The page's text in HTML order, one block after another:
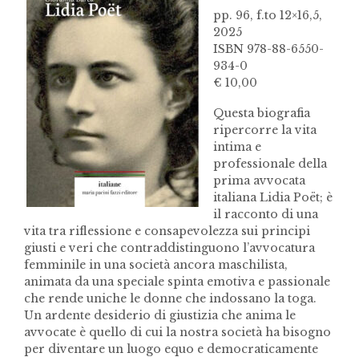
pp. 96, f.to 12×16,5,
2025
ISBN 978-88-6550-
934-0
€ 10,00
Questa biografia
ripercorre la vita
intima e
professionale della
prima avvocata
italiana Lidia Poët; è
il racconto di una
vita tra riflessione e consapevolezza sui principi
giusti e veri che contraddistinguono l’avvocatura
femminile in una società ancora maschilista,
animata da una speciale spinta emotiva e passionale
che rende uniche le donne che indossano la toga.
Un ardente desiderio di giustizia che anima le
avvocate è quello di cui la nostra società ha bisogno
per diventare un luogo equo e democraticamente